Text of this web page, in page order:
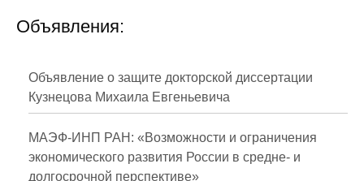
Объявления:
Объявление о защите докторской диссертации
Кузнецова Михаила Евгеньевича
МАЭФ-ИНП РАН: «Возможности и ограничения
экономического развития России в средне- и
долгосрочной перспективе»